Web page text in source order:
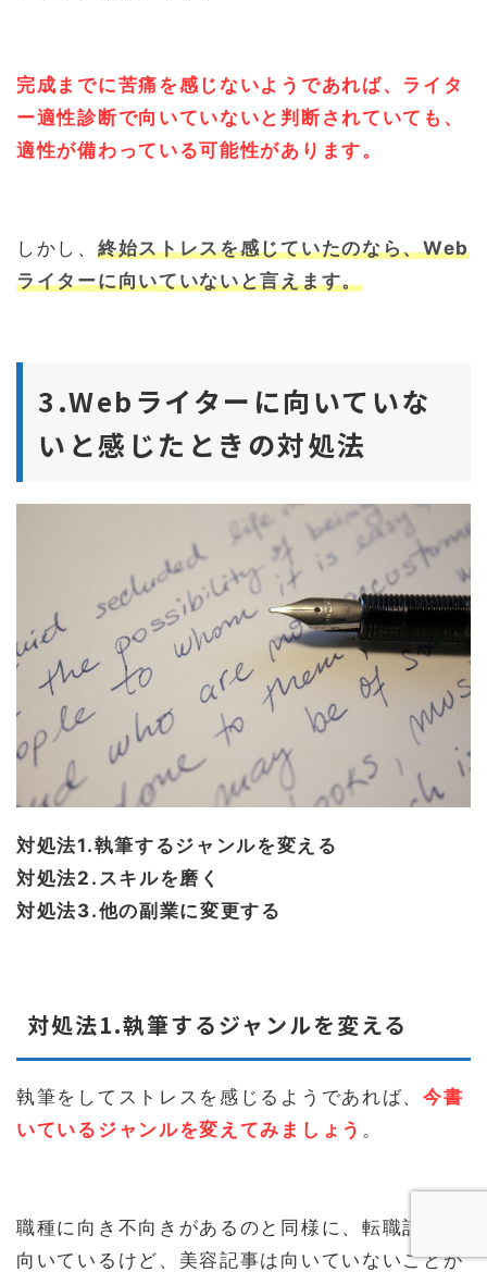
完成までに苦痛を感じないようであれば、ライタ
ー適性診断で向いていないと判断されていても、
適性が備わっている可能性があります。
しかし、 終始ストレスを感じていたのなら、Web
ライターに向いていないと言えます。
3.Webライターに向いていな
いと感じたときの対処法
対処法1.執筆するジャンルを変える
対処法2.スキルを磨く
対処法3.他の副業に変更する
対処法1.執筆するジャンルを変える
執筆をしてストレスを感じるようであれば、 今書
いているジャンルを変えてみましょう 。
職種に向き不向きがあるのと同様に、転職記事は
向いているけど、美容記事は向いていないことが